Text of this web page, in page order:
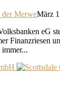
der MerweMärz
eG
Finanzriesen